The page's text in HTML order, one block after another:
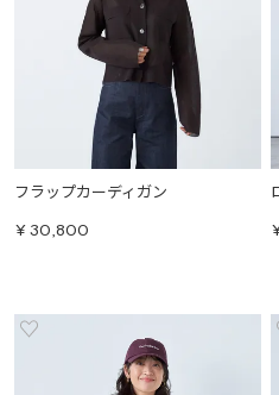
フラップカーディガン
¥ 30,800